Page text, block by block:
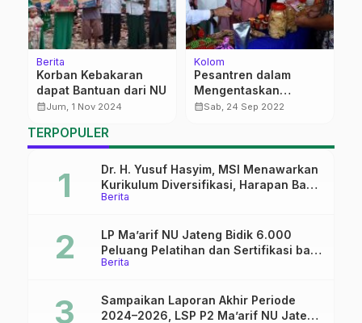
Berita
Korban Kebakaran
dapat Bantuan dari NU
calendar_monthJum, 1 Nov 2024
Kolom
Pesantren dalam
Mengentaskan
Kemiskinan
calendar_monthSab, 24 Sep 2022
TERPOPULER
Berita
Dr. H. Yusuf Hasyim, MSI Menawarkan
Kurikulum Diversifikasi, Harapan Baru
dalam dunia pendidikan
Berita
LP Ma’arif NU Jateng Bidik 6.000
Peluang Pelatihan dan Sertifikasi bagi
Lulusan SMK
Sampaikan Laporan Akhir Periode
2024–2026, LSP P2 Ma’arif NU Jateng